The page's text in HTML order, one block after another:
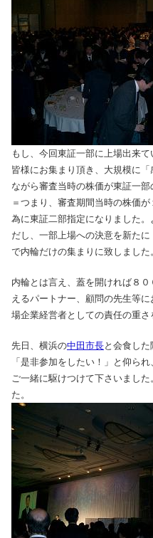
もし、今回東証一部に上場出来
皆様にお集まり頂き、大規模に
ながら審査当時の株価が東証一
＝つまり、審査期間当時の株価
為に東証二部指定になりました
だし、一部上場への決意を新た
で内輪だけの集まりに致しました
内輪とは言え、蓋を開ければ８
えるパートナー、顧問の先生等
場企業経営者としての責任の重さ
先日、横浜の中田市長と会食した
「是非参加をしたい！」と仰ら
ご一緒に駆けつけて下さいまし
た。